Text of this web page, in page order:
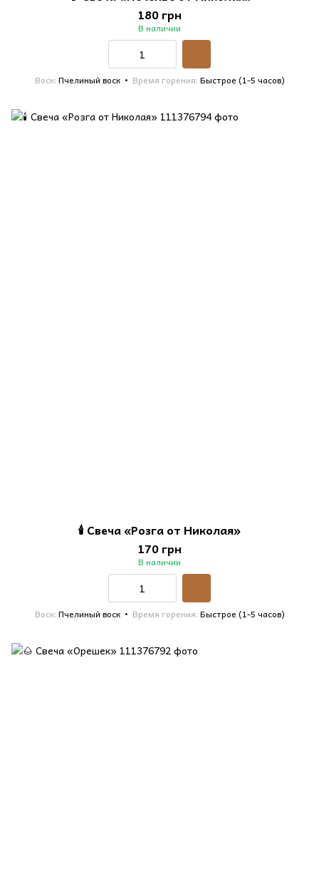
180 грн
В наличии
Воск Пчелиный воск Время горения Быстрое (1-5 часов)
🕯️ Свеча «Розга от Николая»
170 грн
В наличии
Воск Пчелиный воск Время горения Быстрое (1-5 часов)